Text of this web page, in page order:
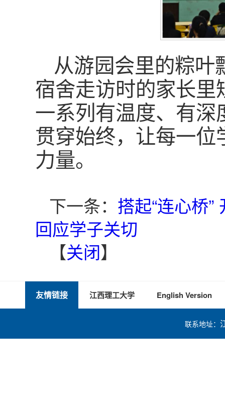
从游园会里的粽
宿舍走访时的家长
一系列有温度、有
贯穿始终，让每一
力量。
下一条： 搭起“连心桥
回应学子关切
【关闭】
友情链接 江西理工大学 English Version
联系地址：